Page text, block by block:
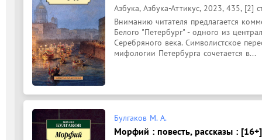
Азбука, Азбука-Аттикус, 2023, 435, [2]
Вниманию читателя предлагается
Белого "Петербург" - одного из
Серебряного века. Символистское
мифологии Петербурга сочетается в...
Булгаков М. А.
Морфий : повесть, рассказы : [16+]